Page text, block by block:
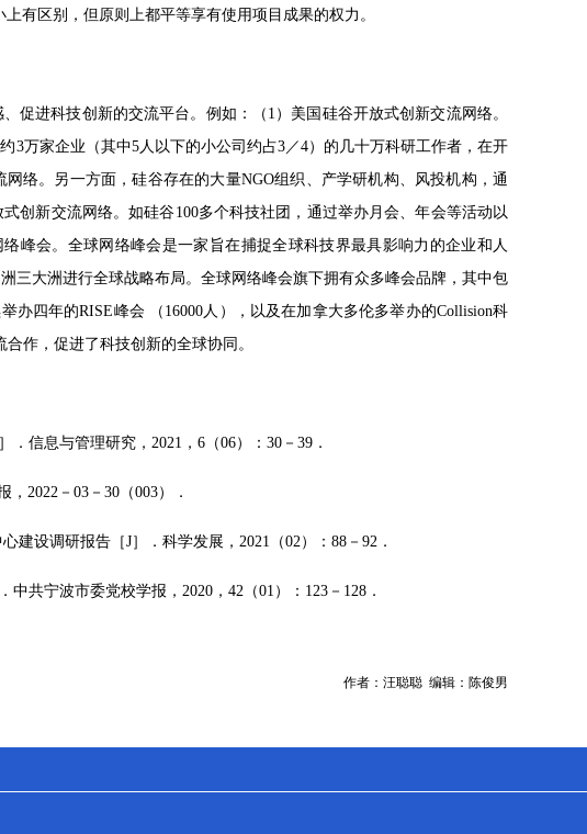
有区别，但原则上都平等享有使用项目成果的权力。
促进科技创新的交流平台。例如：（1）美国硅谷开放式创新交流网络。
3万家企业（其中5人以下的小公司约占3／4）的几十万科研工作者，在开
络。另一方面，硅谷存在的大量NGO组织、产学研机构、风投机构，通
创新交流网络。如硅谷100多个科技社团，通过举办月会、年会等活动以
峰会。全球网络峰会是一家旨在捕捉全球科技界最具影响力的企业和人
三大洲进行全球战略布局。全球网络峰会旗下拥有众多峰会品牌，其中包
办四年的RISE峰会 （16000人），以及在加拿大多伦多举办的Collision科
作，促进了科技创新的全球协同。
信息与管理研究，2021，6（06）：30－39．
2022－03－30（003）．
建设调研报告［J］．科学发展，2021（02）：88－92．
共宁波市委党校学报，2020，42（01）：123－128．
作者：汪聪聪 编辑：陈俊男